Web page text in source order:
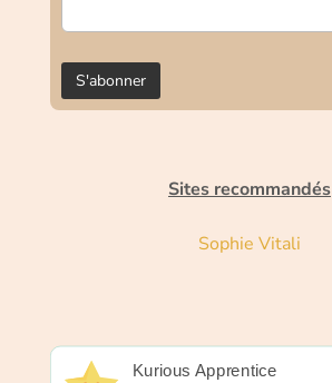
Sites recommandés
Sophie Vitali
Kurious Apprentice